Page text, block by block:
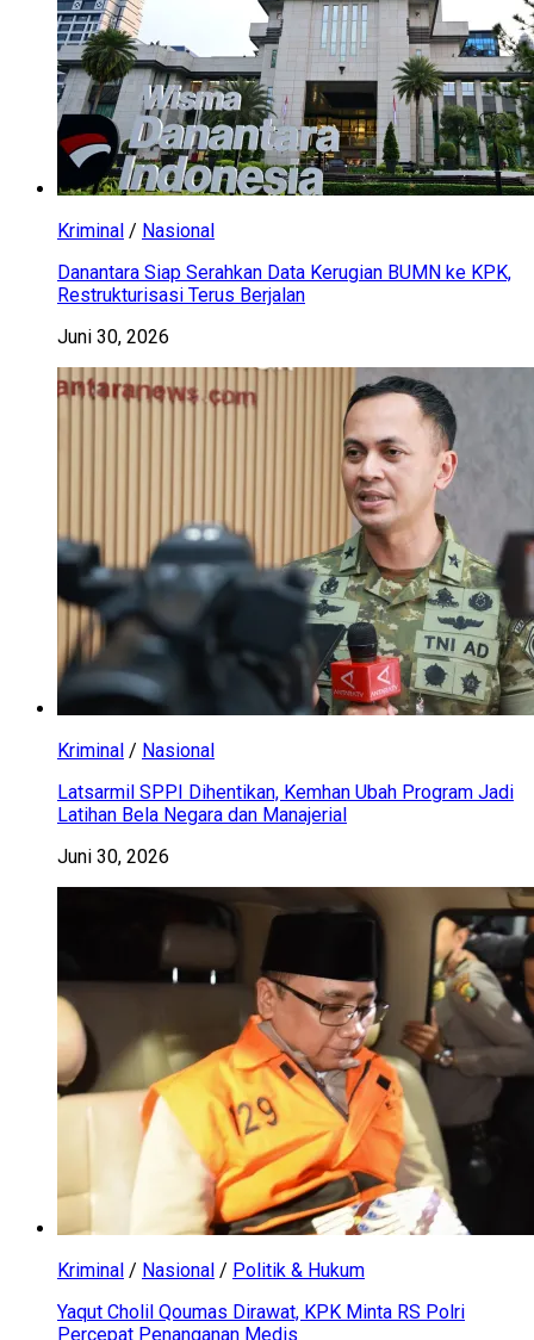
Kriminal / Nasional
Danantara Siap Serahkan Data Kerugian BUMN ke KPK,
Restrukturisasi Terus Berjalan
Juni 30, 2026
Kriminal / Nasional
Latsarmil SPPI Dihentikan, Kemhan Ubah Program Jadi
Latihan Bela Negara dan Manajerial
Juni 30, 2026
Kriminal / Nasional / Politik & Hukum
Yaqut Cholil Qoumas Dirawat, KPK Minta RS Polri
Percepat Penanganan Medis